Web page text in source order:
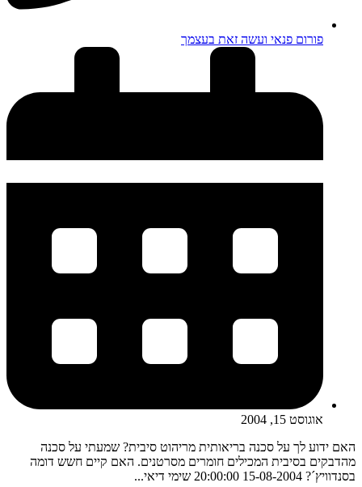
פורום פנאי ועשה זאת בעצמך
אוגוסט 15, 2004
האם ידוע לך על סכנה בריאותית מריהוט סיבית? שמעתי על סכנה
מהדבקים בסיבית המכילים חומרים מסרטנים. האם קיים חשש דומה
בסנדוויץ´? 15-08-2004 20:00:00 שימי דיאי...